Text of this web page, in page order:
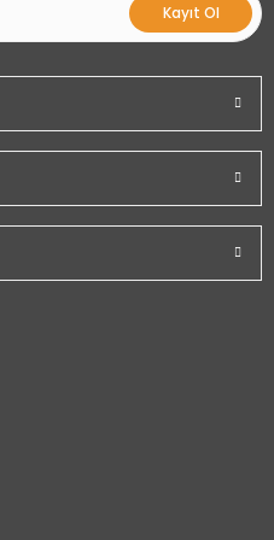
Kayıt Ol